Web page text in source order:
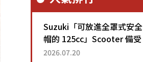
Suzuki「可放進全罩式安全
帽的 125cc」Scooter 備受
矚目！採用全新流線設計與
2026.07.20